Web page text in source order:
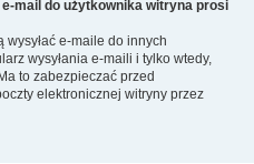
mail do użytkownika witryna prosi
e-maile do innych
wysyłania e-maili i tylko wtedy,
to zabezpieczać przed
elektronicznej witryny przez